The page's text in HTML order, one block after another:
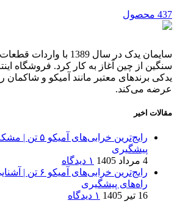
437 محصول
سایمان یدک در سال 1389 با
سنگین از چین آغاز به کار کرد. فروشگاه
یدکی برندهای معتبر مانند آمیکو و شاکمان
عرضه می‌کند.
مقالات اخیر
رایج‌ترین
پیشگیری
4 مرداد 1405
۱ دیدگاه
رایج‌ترین
راه‌های پیشگیری
16 تیر 1405
۱ دیدگاه